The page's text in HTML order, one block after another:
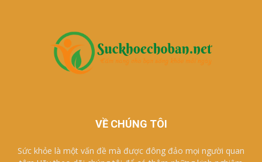
VỀ CHÚNG TÔI
Sức khỏe là một vấn đề mà được đông đảo mọi người quan